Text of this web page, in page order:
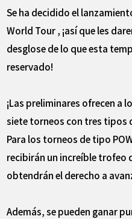
Se ha decidido el
World Tour , ¡así que les
desglose de lo que esta
reservado!
¡Las preliminares ofrecen a
siete torneos con tres tipos
Para los torneos de tipo
recibirán un increíble trofeo
obtendrán el derecho a
Además, se pueden ganar